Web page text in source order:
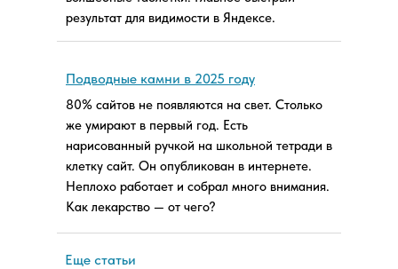
результат для видимости в Яндексе.
Подводные камни в 2025 году
80% сайтов не появляются на свет. Столько
же умирают в первый год. Есть
нарисованный ручкой на школьной тетради в
клетку сайт. Он опубликован в интернете.
Неплохо работает и собрал много внимания.
Как лекарство — от чего?
Еще статьи